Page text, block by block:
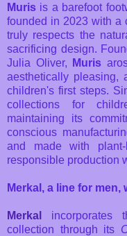
Muris is a barefoot
founded in 2023 with a
truly respects the
sacrificing design.
Julia Oliver,
Muris
aesthetically pleasing,
children's first steps.
collections for
maintaining its
conscious
and made with
responsible production
Merkal, a line for
Merkal incorporates
collection through its